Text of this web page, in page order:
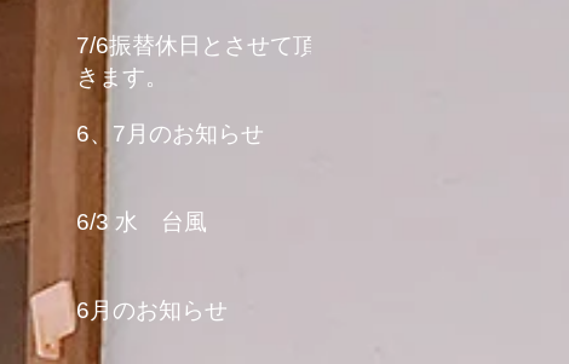
7/6振替休日とさせて頂
きます。
6、7月のお知らせ
6/3 水 台風
6月のお知らせ